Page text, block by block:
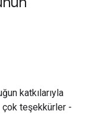
katkılarıyla
çok teşekkürler -